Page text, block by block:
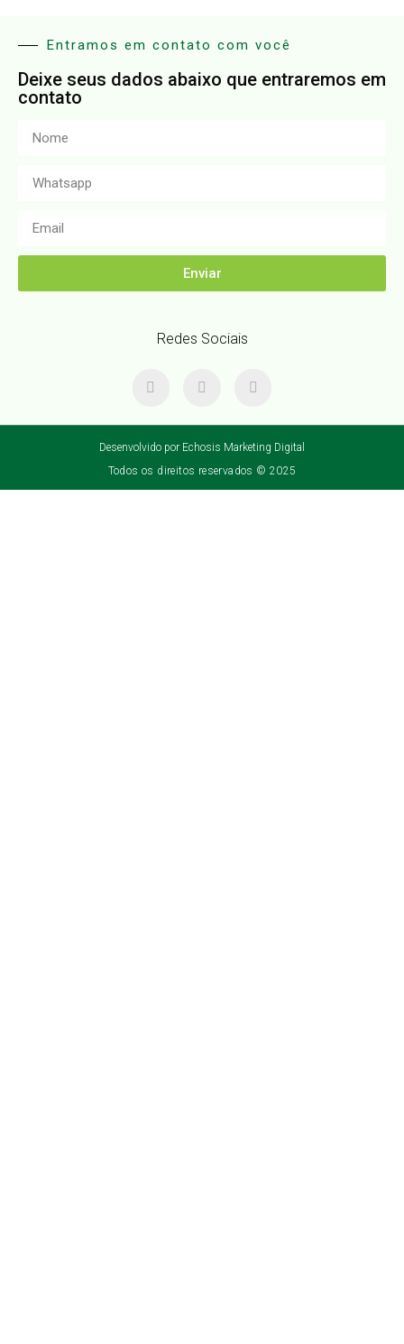
Entramos em contato com você
Deixe seus dados abaixo que entraremos em
contato
Enviar
Redes Sociais
Desenvolvido por Echosis Marketing Digital
Todos os direitos reservados © 2025